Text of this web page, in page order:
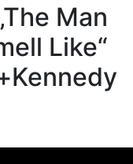
Man
Like“